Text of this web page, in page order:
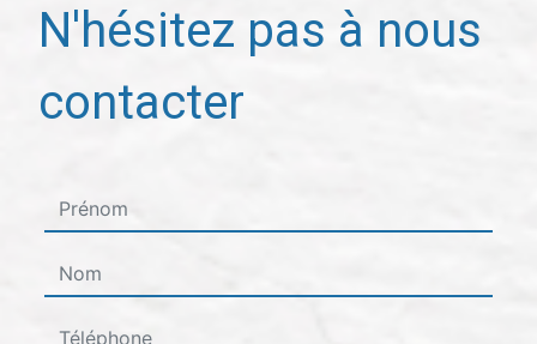
N'hésitez pas à nous
contacter